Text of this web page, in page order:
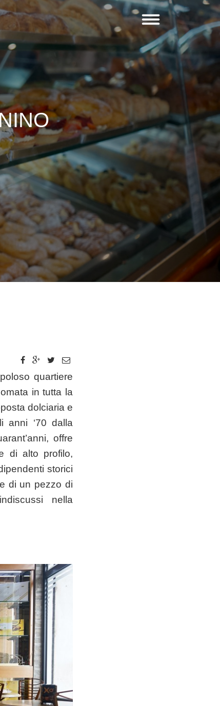
quartiere
in tutta la
dolciaria e
anni ‘70 dalla
offre
di alto profilo,
storici
di un pezzo di
nella